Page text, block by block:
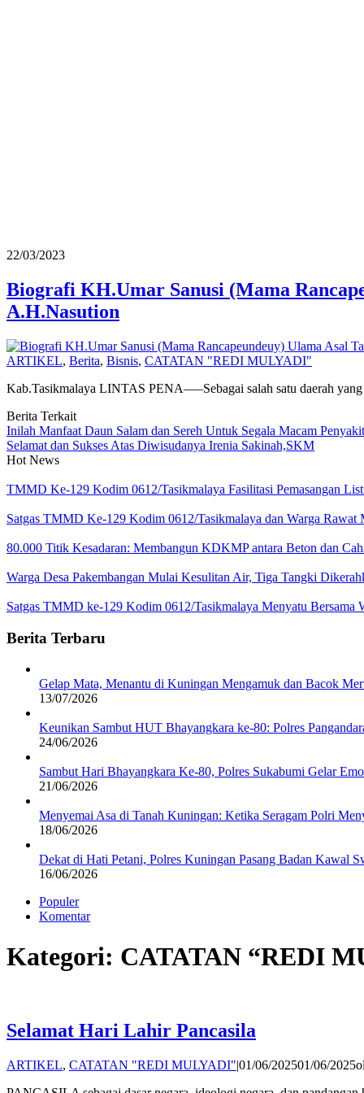
22/03/2023
Biografi KH.Umar Sanusi (Mama
A.H.Nasution
ARTIKEL, Berita, Bisnis, CATATAN "REDI MULYADI"
Kab.Tasikmalaya LINTAS PENA—–Sebagai salah satu daerah
Berita Terkait
Inilah Manfaat Daun Salam dan Sereh Untuk Segala Macam Penyakit
Selamat dan Sukses Atas Diwisudanya Irenia Sakinah,SKM
Hot News
TMMD Ke-129 Kodim 0612/Tasikmalaya Fasilitasi Pemasangan
Satgas TMMD Ke-129 Kodim 0612/Tasikmalaya dan Warga
80.000 Titik Kesadaran: Membangun KDKMP antara Beton dan
Warga Desa Pakembangan Mulai Kesulitan Air, Tiga Tangki
Satgas TMMD ke-129 Kodim 0612/Tasikmalaya Menyatu Bersama
Berita Terbaru
Gelap Mata, Menantu di Kuningan Mengamuk dan Bacok
13/07/2026
Keunikan Sambut HUT Bhayangkara ke-80: Polres
24/06/2026
Sambut Hari Bhayangkara Ke-80, Polres Sukabumi Gelar
21/06/2026
Menyemai Asa di Tanah Kuningan: Ketika Seragam Polri
18/06/2026
Dekat di Hati Petani, Polres Kuningan Pasang Badan Kawal
16/06/2026
Populer
Komentar
Kategori: CATATAN “REDI
Selamat Hari Lahir Pancasila
ARTIKEL, CATATAN "REDI MULYADI"|01/06/202501/06/2025